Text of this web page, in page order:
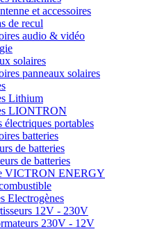
et accessoires
de recul
audio & vidéo
solaires
panneaux solaires
Lithium
LIONTRON
électriques portables
batteries
de batteries
de batteries
VICTRON ENERGY
Electrogènes
12V - 230V
230V - 12V